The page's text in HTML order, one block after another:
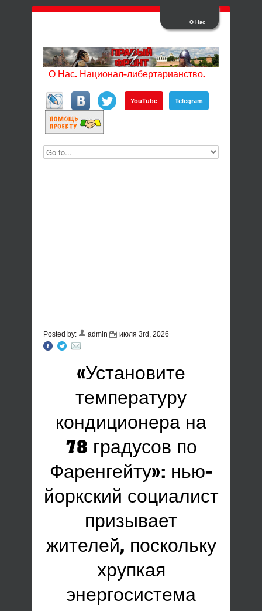
О Нас
О Нас. Национал-либертарианство.
YouTube Telegram
Posted by: admin июля 3rd, 2026
«Установите
температуру
кондиционера на
78 градусов по
Фаренгейту»: нью-
йоркский социалист
призывает
жителей, поскольку
хрупкая
энергосистема